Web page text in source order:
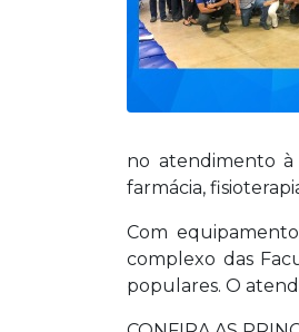
no atendimento
farmácia,
Com
complexo das
populares. O